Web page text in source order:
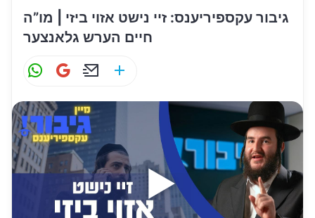
גיבור עקספיריענס: זיי נישט אזוי ביזי | מו”ה
חיים הערש גלאנצער
W
at
s
A
p
G
ai
l
E
ai
l